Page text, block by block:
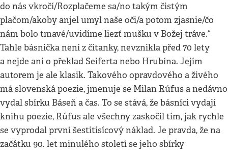
do nás vkročí/Rozplačeme sa/no takým čistým
plačom/akoby anjel umyl naše oči/a potom zjasnie/čo
nám bolo tmavé/uvidíme liezť mušku v Božej tráve.“
Tahle básnička není z čítanky, nevznikla před 70 lety
a nejde ani o překlad Seiferta nebo Hrubína. Jejím
autorem je ale klasik. Takového opravdového a živého
má slovenská poezie, jmenuje se Milan Rúfus a nedávno
vydal sbírku Báseň a čas. To se stává, že básníci vydají
knihu poezie, Rúfus ale všechny zaskočil tím, jak rychle
se vyprodal první šestitisícový náklad. Je pravda, že na
začátku 90. let minulého století se jeho sbírky